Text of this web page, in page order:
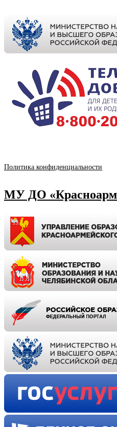
Политика конфиденциальности
МУ ДО